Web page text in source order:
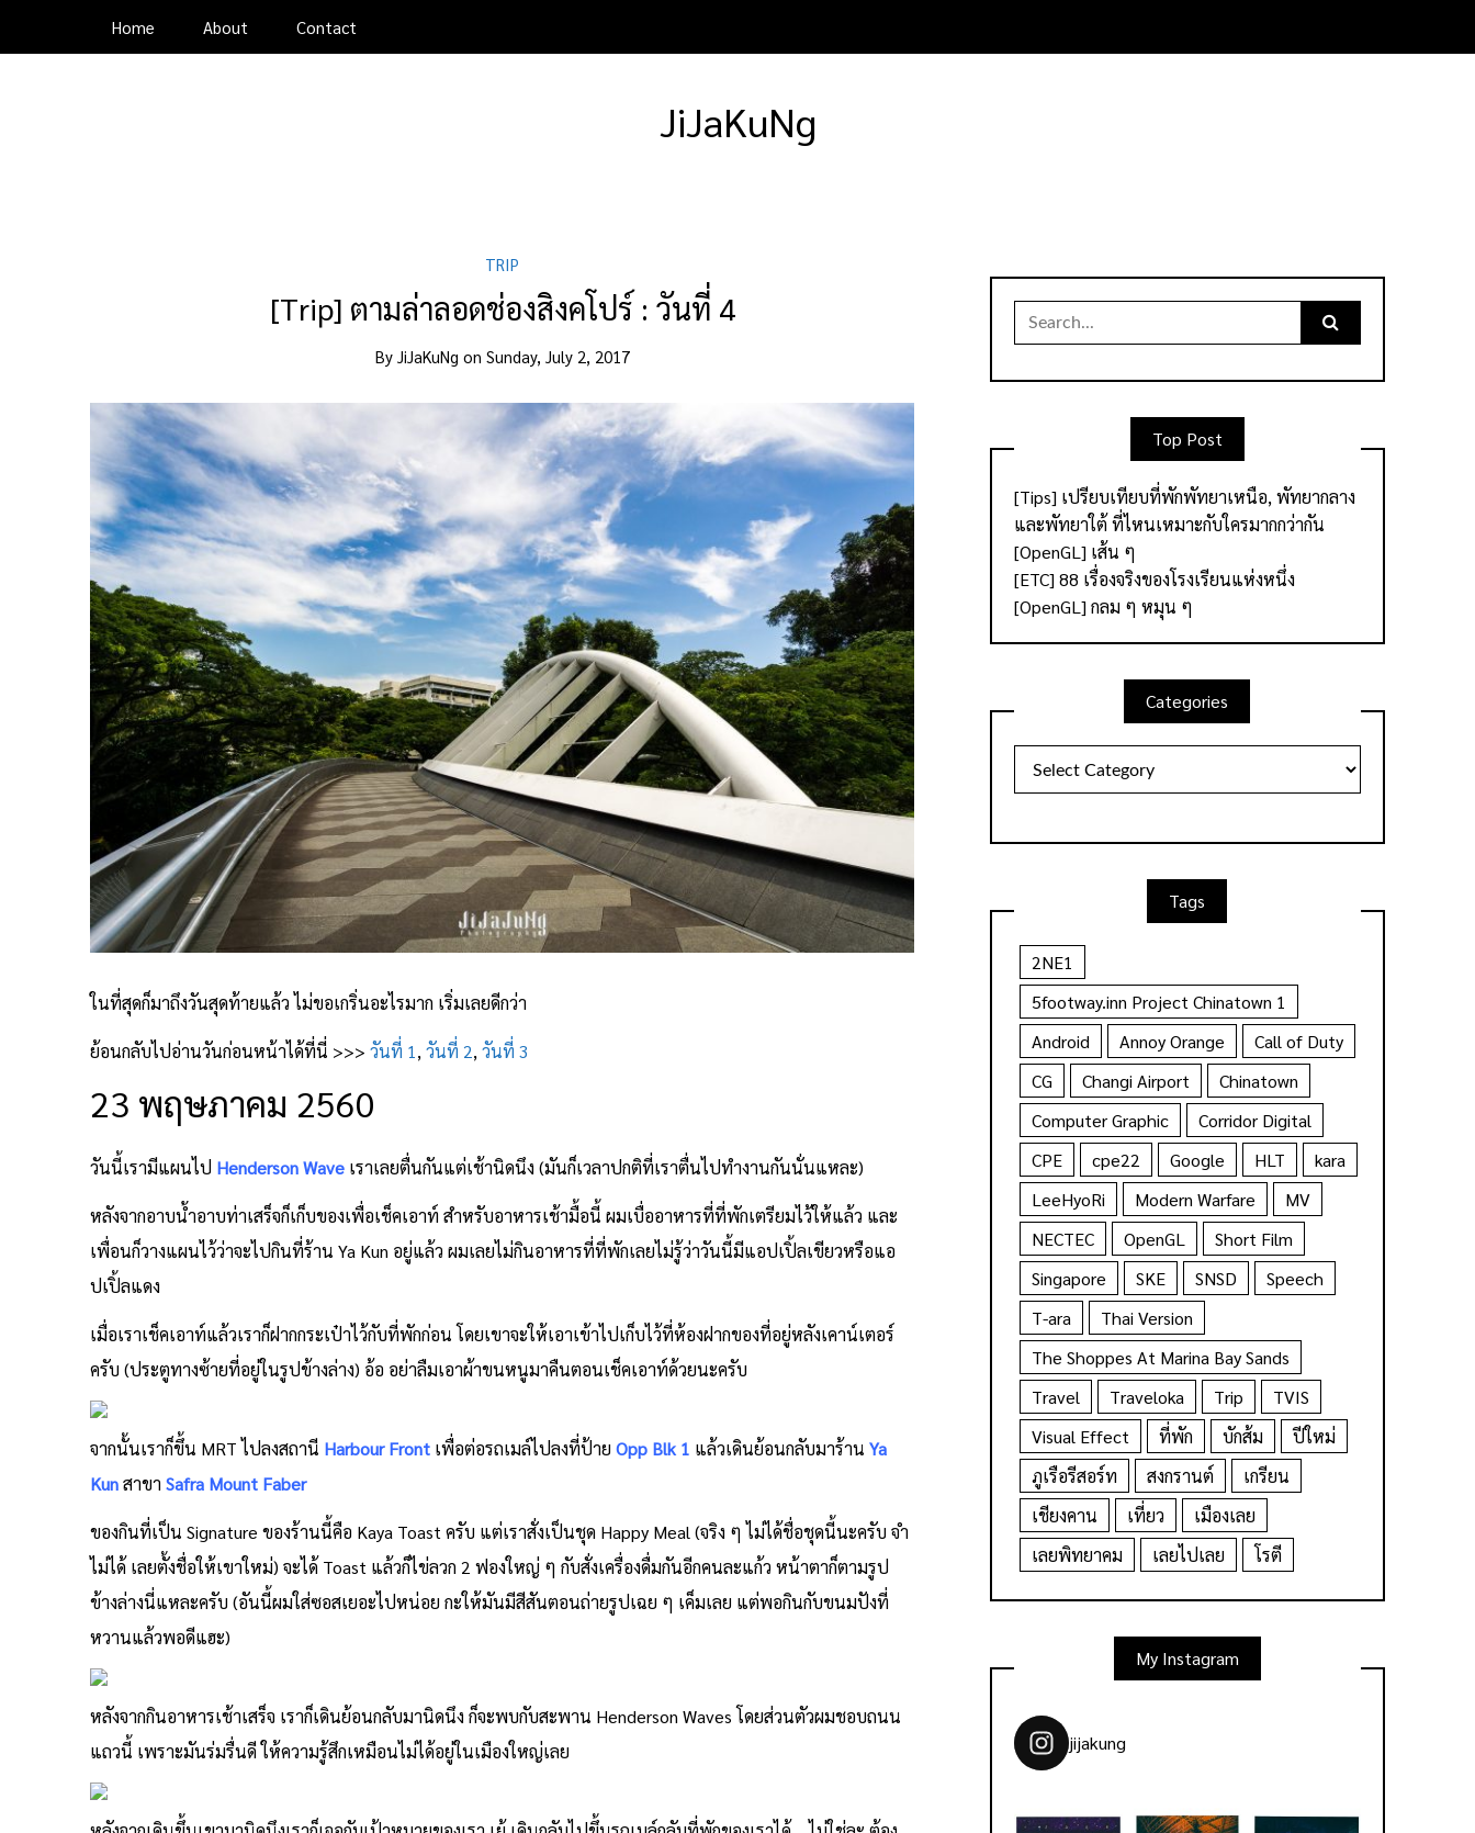
Home About Contact
JiJaKuNg
TRIP
[Trip] ตามล่าลอดช่องสิงคโปร์ : วันที่ 4
By JiJaKuNg on Sunday, July 2, 2017
ในที่สุดก็มาถึงวันสุดท้ายแล้ว ไม่ขอเกริ่นอะไรมาก เริ่มเลยดีกว่า
ย้อนกลับไปอ่านวันก่อนหน้าได้ที่นี่ >>> วันที่ 1 , วันที่ 2, วันที่ 3
23 พฤษภาคม 2560
วันนี้เรามีแผนไป Henderson Wave เราเลยตื่นกันแต่เช้านิดนึง (มันก็เวลาปกติที่เราตื่นไปทำงานกันนั่นแหละ)
หลังจากอาบน้ำอาบท่าเสร็จก็เก็บของเพื่อเช็คเอาท์ สำหรับอาหารเช้ามื้อนี้ ผมเบื่ออาหารที่ที่พักเตรียมไว้ให้แล้ว และ
เพื่อนก็วางแผนไว้ว่าจะไปกินที่ร้าน Ya Kun อยู่แล้ว ผมเลยไม่กินอาหารที่ที่พักเลยไม่รู้ว่าวันนี้มีแอปเปิ้ลเขียวหรือแอ
ปเปิ้ลแดง
เมื่อเราเช็คเอาท์แล้วเราก็ฝากกระเป๋าไว้กับที่พักก่อน โดยเขาจะให้เอาเข้าไปเก็บไว้ที่ห้องฝากของที่อยู่หลังเคาน์เตอร์
ครับ (ประตูทางซ้ายที่อยู่ในรูปข้างล่าง) อ้อ อย่าลืมเอาผ้าขนหนูมาคืนตอนเช็คเอาท์ด้วยนะครับ
จากนั้นเราก็ขึ้น MRT ไปลงสถานี Harbour Front เพื่อต่อรถเมล์ไปลงที่ป้าย Opp Blk 1 แล้วเดินย้อนกลับมาร้าน Ya
Kunสาขา Safra Mount Faber
ของกินที่เป็น Signature ของร้านนี้คือ Kaya Toast ครับ แต่เราสั่งเป็นชุด Happy Meal (จริง ๆ ไม่ได้ชื่อชุดนี้นะครับ จำ
ไม่ได้ เลยตั้งชื่อให้เขาใหม่) จะได้ Toast แล้วก็ไข่ลวก 2 ฟองใหญ่ ๆ กับสั่งเครื่องดื่มกันอีกคนละแก้ว หน้าตาก็ตามรูป
ข้างล่างนี่แหละครับ (อันนี้ผมใส่ซอสเยอะไปหน่อย กะให้มันมีสีสันตอนถ่ายรูปเฉย ๆ เค็มเลย แต่พอกินกับขนมปังที่
หวานแล้วพอดีแฮะ)
หลังจากกินอาหารเช้าเสร็จ เราก็เดินย้อนกลับมานิดนึง ก็จะพบกับสะพาน Henderson Waves โดยส่วนตัวผมชอบถนน
แถวนี้ เพราะมันร่มรื่นดี ให้ความรู้สึกเหมือนไม่ได้อยู่ในเมืองใหญ่เลย
Search
for:
Top Post
[Tips] เปรียบเทียบที่พักพัทยาเหนือ, พัทยากลาง
และพัทยาใต้ ที่ไหนเหมาะกับใครมากกว่ากัน
[OpenGL] เส้น ๆ
[ETC] 88 เรื่องจริงของโรงเรียนแห่งหนึ่ง
[OpenGL] กลม ๆ หมุน ๆ
Categories
Tags
2NE1
5footway.inn Project Chinatown 1
Android
Annoy Orange
Call of Duty
CG
Changi Airport
Chinatown
Computer Graphic
Corridor Digital
CPE
cpe22 Google HLT
kara
LeeHyoRi
Modern Warfare
MV
NECTEC
OpenGL
Short Film
Singapore
SKE SNSD
Speech
T-ara
Thai Version
The Shoppes At Marina Bay Sands
Travel
Traveloka Trip
TVIS
Visual Effect
ที่พัก บักส้ม
ปีใหม่
ภูเรือรีสอร์ท
สงกรานต์
เกรียน
เชียงคาน
เที่ยว
เมืองเลย
เลยพิทยาคม
เลยไปเลย โรตี
My Instagram
jijakung